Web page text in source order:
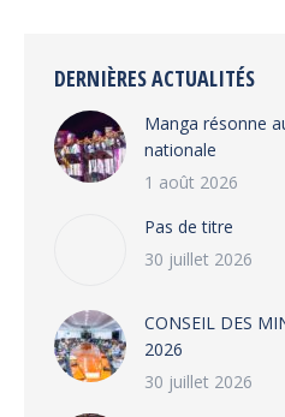
DERNIÈRES ACTUALITÉS
Manga résonne
nationale
1 août 2026
Pas de titre
30 juillet 2026
CONSEIL DES
2026
30 juillet 2026